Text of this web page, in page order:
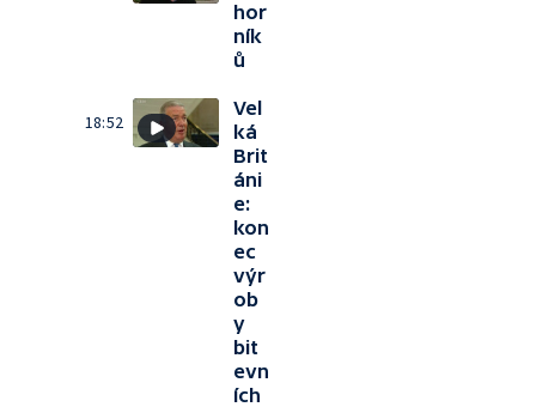
hor
ník
ů
18:52
Vel
ká
Brit
áni
e:
kon
ec
výr
ob
y
bit
evn
ích